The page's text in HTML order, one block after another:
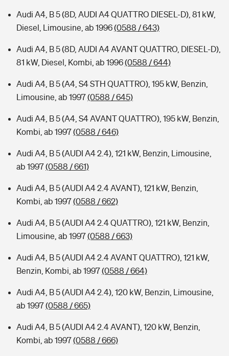
Audi A4, B 5 (8D, AUDI A4 QUATTRO DIESEL-D), 81 kW,
Diesel, Limousine, ab 1996(0588 / 643)
Audi A4, B 5 (8D, AUDI A4 AVANT QUATTRO, DIESEL-D),
81 kW, Diesel, Kombi, ab 1996(0588 / 644)
Audi A4, B 5 (A4, S4 STH QUATTRO), 195 kW, Benzin,
Limousine, ab 1997(0588 / 645)
Audi A4, B 5 (A4, S4 AVANT QUATTRO), 195 kW, Benzin,
Kombi, ab 1997(0588 / 646)
Audi A4, B 5 (AUDI A4 2.4), 121 kW, Benzin, Limousine,
ab 1997(0588 / 661)
Audi A4, B 5 (AUDI A4 2.4 AVANT), 121 kW, Benzin,
Kombi, ab 1997(0588 / 662)
Audi A4, B 5 (AUDI A4 2.4 QUATTRO), 121 kW, Benzin,
Limousine, ab 1997(0588 / 663)
Audi A4, B 5 (AUDI A4 2.4 AVANT QUATTRO), 121 kW,
Benzin, Kombi, ab 1997(0588 / 664)
Audi A4, B 5 (AUDI A4 2.4), 120 kW, Benzin, Limousine,
ab 1997(0588 / 665)
Audi A4, B 5 (AUDI A4 2.4 AVANT), 120 kW, Benzin,
Kombi, ab 1997(0588 / 666)